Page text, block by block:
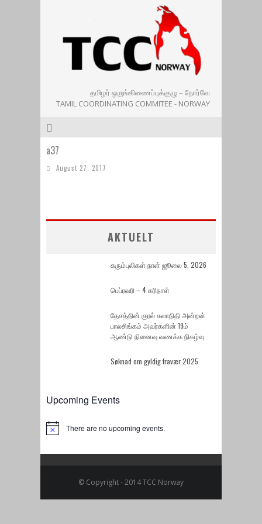
தமிழர் ஒருங்கிணைப்புக்குழு – நோர்வே
TAMIL COORDINATING COMMITEE - NORWAY
a37
August 27, 2017
AKTUELT
கரும்புலிகள் நாள் ஜூலை 5, 2026
பெப்ரவரி – 4 கரிநாள்
தேசத்தின் குரல் கலாநிதி அன்றன்
பாலசிங்கம் அவர்களின் 19ம்
ஆண்டு நினைவு வணக்க நிகழ்வு
Søknad om gyldig fravær 2025
Upcoming Events
Notice There are no upcoming events.
© Copyright - 2014 TCC Norway